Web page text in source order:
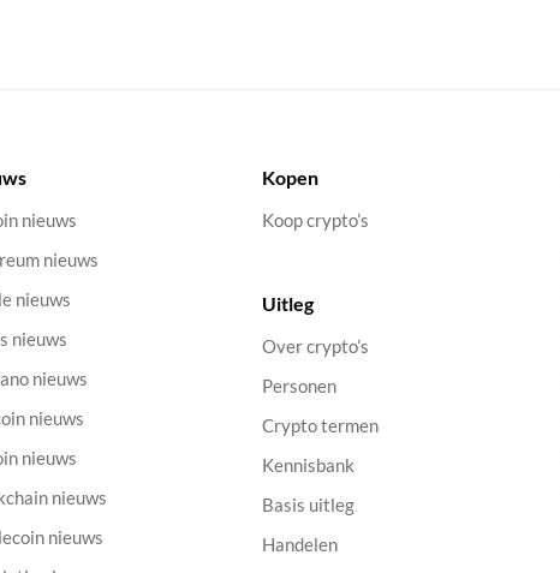
nieuws
nieuws
nieuws
nieuws
nieuws
nieuws
nieuws
nieuws
nieuws
Kopen
Koop crypto’s
Uitleg
Over crypto’s
Personen
Crypto termen
Kennisbank
Basis uitleg
Handelen